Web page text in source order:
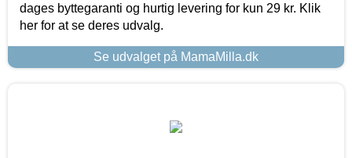
dages byttegaranti og hurtig levering for kun 29 kr. Klik
her for at se deres udvalg.
Se udvalget på MamaMilla.dk